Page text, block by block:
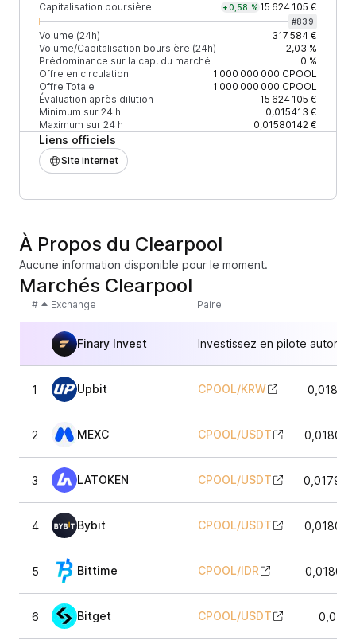
Capitalisation boursière +0,58 % 15 624 105 €
#839
Volume (24h)
317 584 €
Volume/Capitalisation boursière (24h)
2,03 %
Prédominance sur la cap. du marché
0 %
Offre en circulation
1 000 000 000 CPOOL
Offre Totale
1 000 000 000 CPOOL
Évaluation après dilution
15 624 105 €
Minimum sur 24 h
0,015413 €
Maximum sur 24 h
0,01580142 €
Liens officiels
Site internet
À Propos du Clearpool
Aucune information disponible pour le moment.
Marchés Clearpool
# Exchange Paire
Finary Invest Investissez en pilote
1 Upbit CPOOL/KRW
2 MEXC CPOOL/USDT
3 LATOKEN CPOOL/USDT
4 Bybit CPOOL/USDT
5 Bittime CPOOL/IDR
6 Bitget CPOOL/USDT